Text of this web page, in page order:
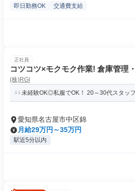
即日勤務OK 交通費支給
正社員
コツコツ×モクモク作業! 倉庫管理
(株)RGI
未経験OK◎私服でOK！ 20～30代スタッ
愛知県名古屋市中区錦
月給29万円～35万円
駅近5分以内